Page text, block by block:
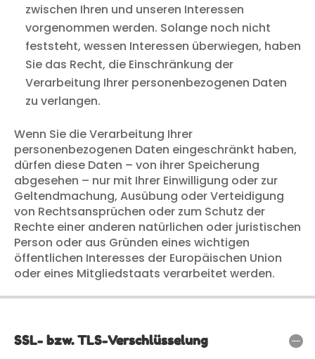
zwischen Ihren und unseren Interessen
vorgenommen werden. Solange noch nicht
feststeht, wessen Interessen überwiegen, haben
Sie das Recht, die Einschränkung der
Verarbeitung Ihrer personenbezogenen Daten
zu verlangen.
Wenn Sie die Verarbeitung Ihrer
personenbezogenen Daten eingeschränkt haben,
dürfen diese Daten – von ihrer Speicherung
abgesehen – nur mit Ihrer Einwilligung oder zur
Geltendmachung, Ausübung oder Verteidigung
von Rechtsansprüchen oder zum Schutz der
Rechte einer anderen natürlichen oder juristischen
Person oder aus Gründen eines wichtigen
öffentlichen Interesses der Europäischen Union
oder eines Mitgliedstaats verarbeitet werden.
SSL- bzw. TLS-Verschlüsselung